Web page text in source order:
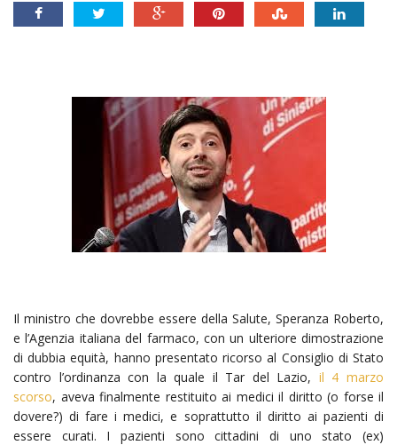
Il ministro che dovrebbe essere della Salute, Speranza Roberto,
e l’Agenzia italiana del farmaco, con un ulteriore dimostrazione
di dubbia equità, hanno presentato ricorso al Consiglio di Stato
contro l’ordinanza con la quale il Tar del Lazio, il 4 marzo
scorso, aveva finalmente restituito ai medici il diritto (o forse il
dovere?) di fare i medici, e soprattutto il diritto ai pazienti di
essere curati. I pazienti sono cittadini di uno stato (ex)